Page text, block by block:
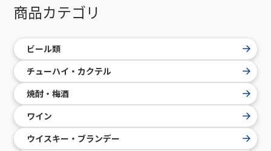
商品カテゴリ
ビール類
チューハイ・カクテル
焼酎・梅酒
ワイン
ウイスキー・ブランデー